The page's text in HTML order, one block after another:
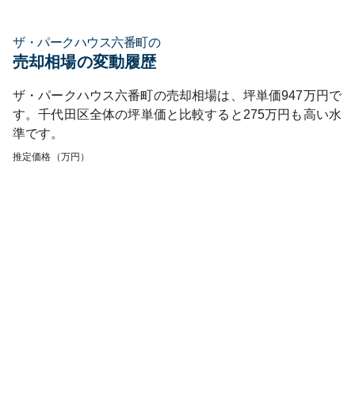
ザ・パークハウス六番町の
売却相場の変動履歴
ザ・パークハウス六番町の売却相場は、坪単価947万円で
す。千代田区全体の坪単価と比較すると 275万円も高い水
準です。
推定価格（万円）